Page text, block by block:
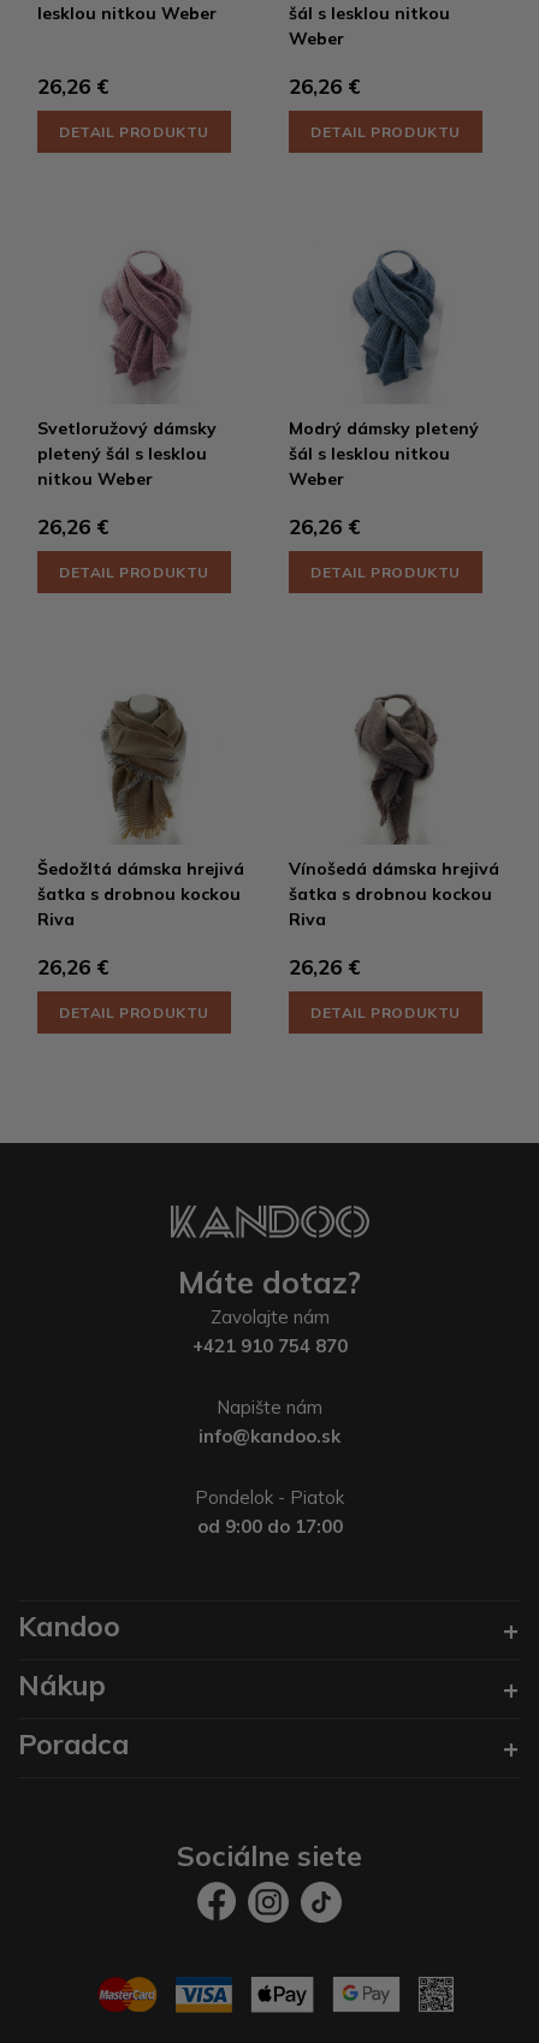
lesklou nitkou Weber
26,26 €
DETAIL PRODUKTU
šál s lesklou nitkou
Weber
26,26 €
DETAIL PRODUKTU
Svetloružový dámsky
pletený šál s lesklou
nitkou Weber
26,26 €
DETAIL PRODUKTU
Modrý dámsky pletený
šál s lesklou nitkou
Weber
26,26 €
DETAIL PRODUKTU
Šedožltá dámska hrejivá
šatka s drobnou kockou
Riva
26,26 €
DETAIL PRODUKTU
Vínošedá dámska hrejivá
šatka s drobnou kockou
Riva
26,26 €
DETAIL PRODUKTU
Máte dotaz?
Zavolajte nám
+421 910 754 870
Napište nám
info@kandoo.sk
Pondelok - Piatok
od 9:00 do 17:00
Kandoo
Nákup
Poradca
Sociálne siete